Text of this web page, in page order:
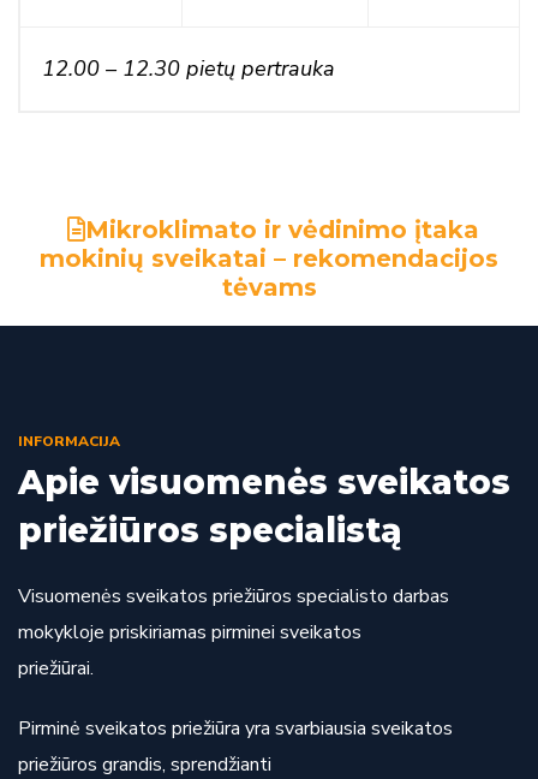
12.00 – 12.30 pietų pertrauka
Mikroklimato ir vėdinimo įtaka
mokinių sveikatai – rekomendacijos
tėvams
INFORMACIJA
Apie visuomenės sveikatos
priežiūros specialistą
Visuomenės sveikatos priežiūros specialisto darbas
mokykloje priskiriamas pirminei sveikatos
priežiūrai.
Pirminė sveikatos priežiūra yra svarbiausia sveikatos
priežiūros grandis, sprendžianti